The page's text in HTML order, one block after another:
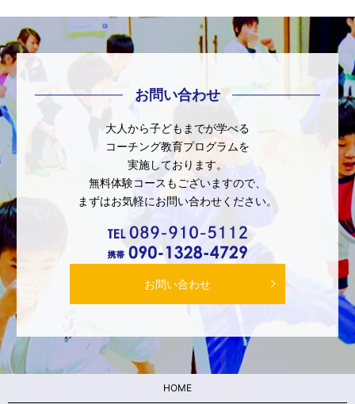
お問い合わせ
大人から子どもまでが学べる
コーチング教育プログラムを
実施しております。
無料体験コースもございますので、
まずはお気軽にお問い合わせください。
お問い合わせ
HOME